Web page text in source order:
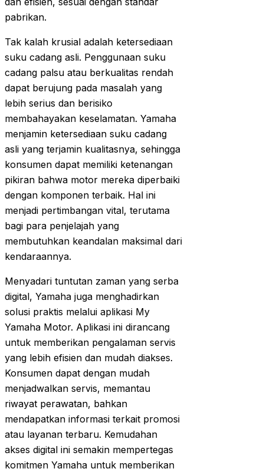
pabrikan.
Tak kalah krusial adalah ketersediaan
suku cadang asli. Penggunaan suku
cadang palsu atau berkualitas rendah
dapat berujung pada masalah yang
lebih serius dan berisiko
membahayakan keselamatan. Yamaha
menjamin ketersediaan suku cadang
asli yang terjamin kualitasnya, sehingga
konsumen dapat memiliki ketenangan
pikiran bahwa motor mereka diperbaiki
dengan komponen terbaik. Hal ini
menjadi pertimbangan vital, terutama
bagi para penjelajah yang
membutuhkan keandalan maksimal dari
kendaraannya.
Menyadari tuntutan zaman yang serba
digital, Yamaha juga menghadirkan
solusi praktis melalui aplikasi My
Yamaha Motor. Aplikasi ini dirancang
untuk memberikan pengalaman servis
yang lebih efisien dan mudah diakses.
Konsumen dapat dengan mudah
menjadwalkan servis, memantau
riwayat perawatan, bahkan
mendapatkan informasi terkait promosi
atau layanan terbaru. Kemudahan
akses digital ini semakin mempertegas
komitmen Yamaha untuk memberikan